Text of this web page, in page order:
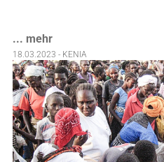
... mehr
18.03.2023 - KENIA